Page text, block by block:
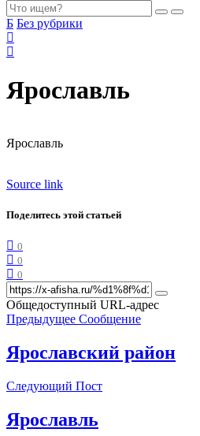
Б Без рубрики
Ярославль
Ярославль
Source link
Поделитесь этой статьей
0
0
0
Общедоступный URL-адрес
Предыдущее Сообщение
Ярославский район
Следующий Пост
Ярославль